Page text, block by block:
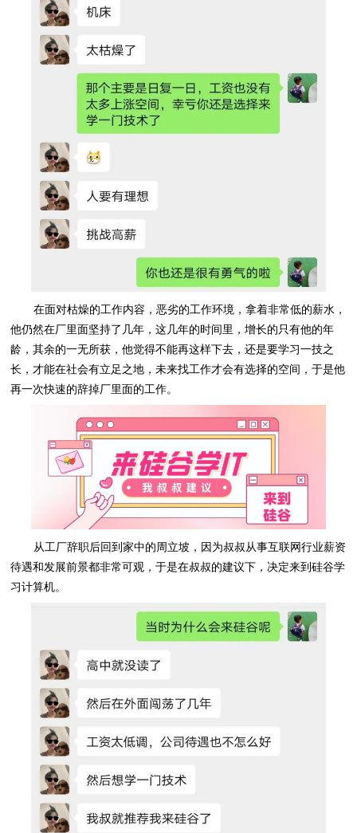
在面对枯燥的工作内容，恶劣的工作环境，拿着非常低的薪水，
他仍然在厂里面坚持了几年，这几年的时间里，增长的只有他的年
龄，其余的一无所获，他觉得不能再这样下去，还是要学习一技之
长，才能在社会有立足之地，未来找工作才会有选择的空间，于是他
再一次快速的辞掉厂里面的工作。
从工厂辞职后回到家中的周立坡，因为叔叔从事互联网行业薪资
待遇和发展前景都非常可观，于是在叔叔的建议下，决定来到硅谷学
习计算机。